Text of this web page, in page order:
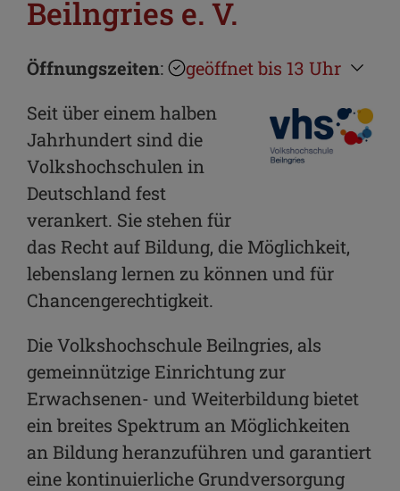
Beilngries e. V.
Öffnungszeiten:
geöffnet bis 13 Uhr
Seit über einem halben
Jahrhundert sind die
Volkshochschulen in
Deutschland fest
verankert. Sie stehen für
das Recht auf Bildung, die Möglichkeit,
lebenslang lernen zu können und für
Chancengerechtigkeit.
Die Volkshochschule Beilngries, als
gemeinnützige Einrichtung zur
Erwachsenen- und Weiterbildung bietet
ein breites Spektrum an Möglichkeiten
an Bildung heranzuführen und garantiert
eine kontinuierliche Grundversorgung